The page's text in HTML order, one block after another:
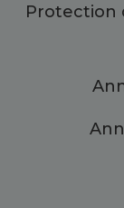
Protection